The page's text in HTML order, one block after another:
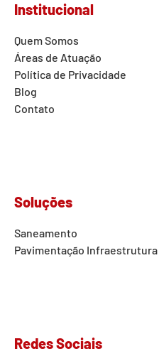
Institucional
Quem Somos
Áreas de Atuação
Política de Privacidade
Blog
Contato
Soluções
Saneamento
Pavimentação Infraestrutura
Redes Sociais